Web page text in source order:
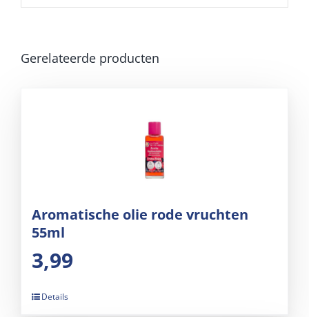
Gerelateerde producten
Aromatische olie rode vruchten
55ml
3,99
Details